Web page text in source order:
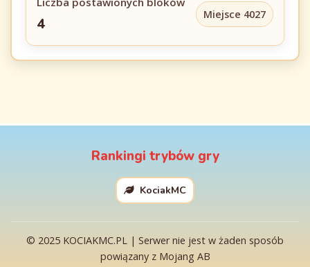
4
Miejsce 4027
Rankingi trybów gry
KociakMC
© 2025 KOCIAKMC.PL | Serwer nie jest w żaden sposób
powiązany z Mojang AB